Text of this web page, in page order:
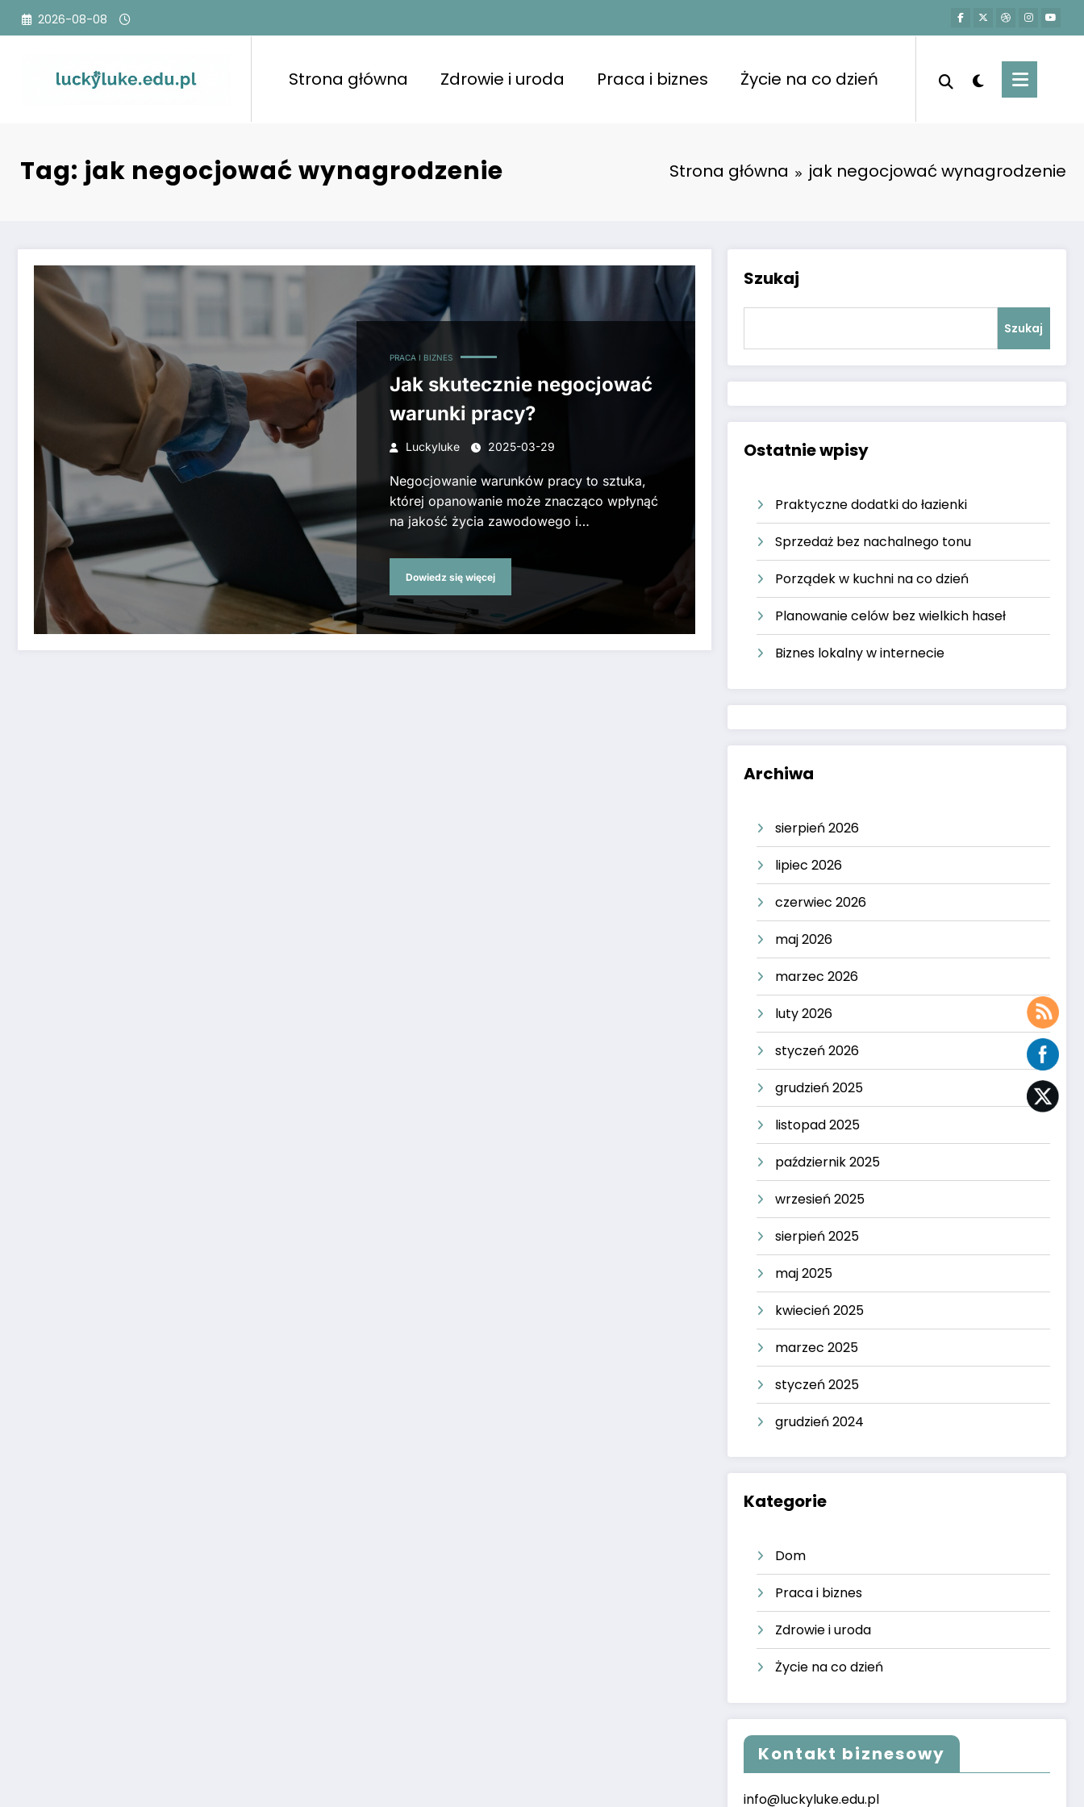
Przejdź
2026-08-08
Strona główna Zdrowie i uroda Praca i biznes Życie na co dzień
Tag: jak negocjować wynagrodzenie Strona główna jak negocjować wynagrodzenie
PRACA I BIZNES
Jak skutecznie negocjować
warunki pracy?
Luckyluke 2025-03-29
Negocjowanie warunków pracy to sztuka,
której opanowanie może znacząco wpłynąć
na jakość życia zawodowego i…
Dowiedz się więcej
Szukaj
Szukaj
Ostatnie wpisy
Praktyczne dodatki do łazienki
Sprzedaż bez nachalnego tonu
Porządek w kuchni na co dzień
Planowanie celów bez wielkich haseł
Biznes lokalny w internecie
Archiwa
sierpień 2026
lipiec 2026
czerwiec 2026
maj 2026
marzec 2026
luty 2026
styczeń 2026
grudzień 2025
listopad 2025
październik 2025
wrzesień 2025
sierpień 2025
maj 2025
kwiecień 2025
marzec 2025
styczeń 2025
grudzień 2024
Kategorie
Dom
Praca i biznes
Zdrowie i uroda
Życie na co dzień
Kontakt biznesowy
info@luckyluke.edu.pl